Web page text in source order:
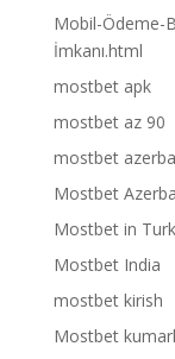
Mobil-Ödeme-
İmkanı.html
mostbet apk
mostbet az 90
mostbet
Mostbet
Mostbet in
Mostbet India
mostbet kirish
Mostbet